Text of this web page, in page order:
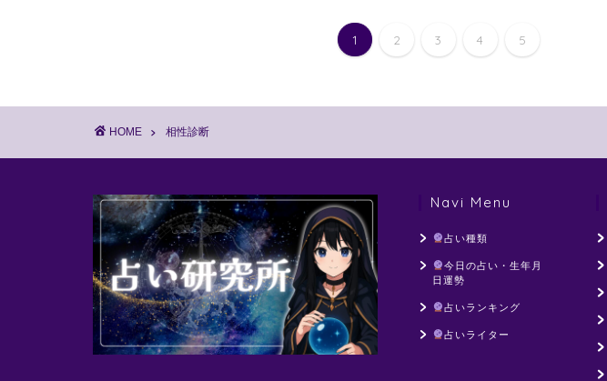
1 2 3 4 5
HOME 相性診断
Navi Menu
占い種類
今日の占い・生年月
日運勢
占いランキング
占いライター